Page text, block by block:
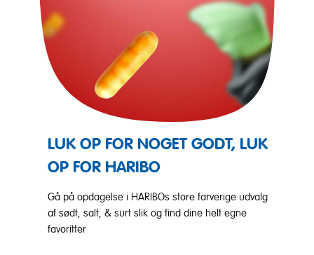
LUK OP FOR NOGET GODT, LUK
OP FOR HARIBO
Gå på opdagelse i HARIBOs store farverige udvalg
af sødt, salt, & surt slik og find dine helt egne
favoritter